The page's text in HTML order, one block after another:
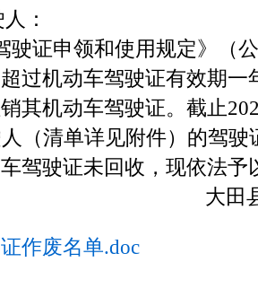
：
证申领和使用规定》（
过机动车驾驶证有效期一
其机动车驾驶证。截止
（清单详见附件）的驾
驾驶证未回收，现依法予
大田
作废名单.doc